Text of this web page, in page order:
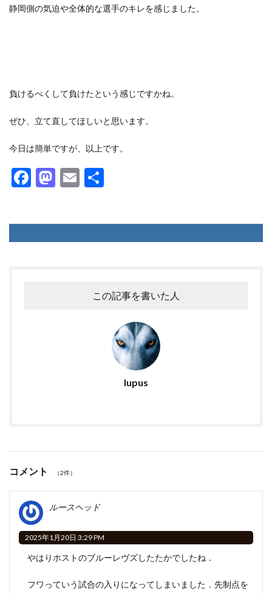
静岡側の気迫や全体的な選手のキレを感じました。
負けるべくして負けたという感じですかね。
ぜひ、立て直してほしいと思います。
今日は簡単ですが、以上です。
F
b
M
d
E
l
この記事を書いた人
lupus
コメント （2件）
ルースヘッド
2025年1月20日 3:29 PM
やはりホストのブルーレヴズしたたかでしたね．
フワっていう試合の入りになってしまいました．先制点を